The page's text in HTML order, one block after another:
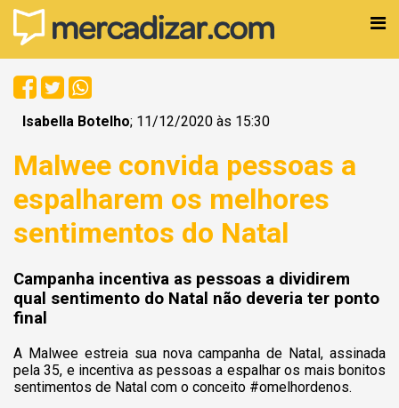
Isabella Botelho; 11/12/2020 às 15:30
Malwee convida pessoas a
espalharem os melhores
sentimentos do Natal
Campanha incentiva as pessoas a dividirem
qual sentimento do Natal não deveria ter ponto
final
A Malwee estreia sua nova campanha de Natal, assinada
pela 35, e incentiva as pessoas a espalhar os mais bonitos
sentimentos de Natal com o conceito #omelhordenos.